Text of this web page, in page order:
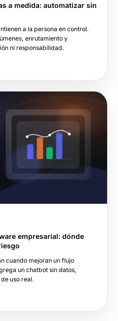
a medida: automatizar sin
a la persona en control.
enrutamiento y
ni responsabilidad.
empresarial: dónde
cuando mejoran un flujo
un chatbot sin datos,
uso real.